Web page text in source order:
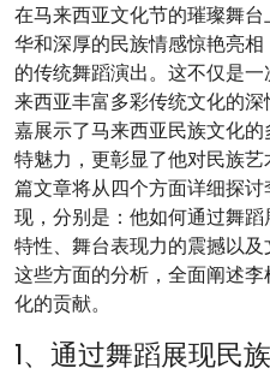
在马来西亚文化节的璀璨舞
华和深厚的民族情感惊艳亮
的传统舞蹈演出。这不仅是
来西亚丰富多彩传统文化的
嘉展示了马来西亚民族文化
特魅力，更彰显了他对民族
篇文章将从四个方面详细探
现，分别是：他如何通过舞
特性、舞台表现力的震撼以
这些方面的分析，全面阐述
化的贡献。
1、通过舞蹈展现民